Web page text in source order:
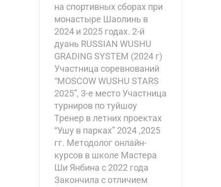
на спортивных сборах при
монастыре Шаолинь в
2024 и 2025 годах. 2-й
дуань RUSSIAN WUSHU
GRADING SYSTEM (2024 г)
Участница соревнований
“MOSCOW WUSHU STARS
2025”, 3-е место Участница
турниров по туйшоу
Тренер в летних проектах
“Ушу в парках” 2024 ,2025
гг. Методолог онлайн-
курсов в школе Мастера
Ши Янбина с 2022 года
Закончила с отличием